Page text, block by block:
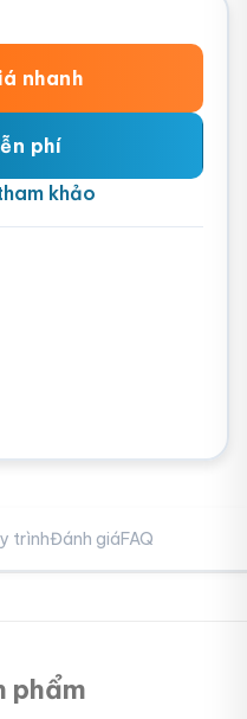
nhanh
phí
khảo
trìnhĐánh giáFAQ
phẩm